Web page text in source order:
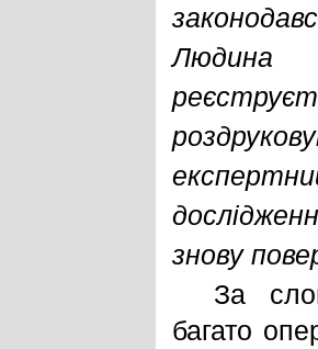
Людина
знову
За
багато